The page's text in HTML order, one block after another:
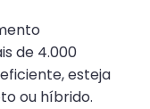
de 4.000
esteja
ou híbrido.